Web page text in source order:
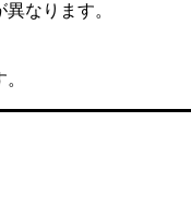
なります。